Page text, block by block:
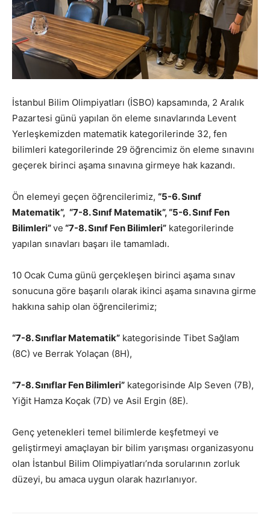
İstanbul Bilim Olimpiyatları (İSBO) kapsamında, 2 Aralık
Pazartesi günü yapılan ön eleme sınavlarında Levent
Yerleşkemizden matematik kategorilerinde 32, fen
bilimleri kategorilerinde 29 öğrencimiz ön eleme sınavını
geçerek birinci aşama sınavına girmeye hak kazandı.
Ön elemeyi geçen öğrencilerimiz, “5-6. Sınıf
Matematik”, “7-8. Sınıf Matematik”, “5-6. Sınıf Fen
Bilimleri”ve “7-8. Sınıf Fen Bilimleri” kategorilerinde
yapılan sınavları başarı ile tamamladı.
10 Ocak Cuma günü gerçekleşen birinci aşama sınav
sonucuna göre başarılı olarak ikinci aşama sınavına girme
hakkına sahip olan öğrencilerimiz;
“7-8. Sınıflar Matematik” kategorisinde Tibet Sağlam
(8C) ve Berrak Yolaçan (8H),
“7-8. Sınıflar Fen Bilimleri” kategorisinde Alp Seven (7B),
Yiğit Hamza Koçak (7D) ve Asil Ergin (8E).
Genç yetenekleri temel bilimlerde keşfetmeyi ve
geliştirmeyi amaçlayan bir bilim yarışması organizasyonu
olan İstanbul Bilim Olimpiyatları’nda sorularının zorluk
düzeyi, bu amaca uygun olarak hazırlanıyor.